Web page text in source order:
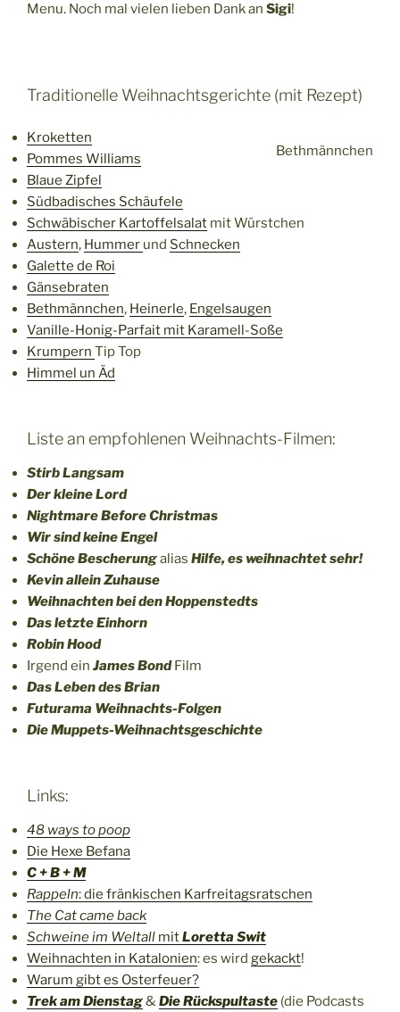
Menu. Noch mal vielen lieben Dank an Sigi!
Traditionelle Weihnachtsgerichte (mit Rezept)
Bethmännchen
Kroketten
Pommes Williams
Blaue Zipfel
Südbadisches Schäufele
Schwäbischer Kartoffelsalat mit Würstchen
Austern, Hummer und Schnecken
Galette de Roi
Gänsebraten
Bethmännchen, Heinerle, Engelsaugen
Vanille-Honig-Parfait mit Karamell-Soße
Krumpern Tip Top
Himmel un Äd
Liste an empfohlenen Weihnachts-Filmen:
Stirb Langsam
Der kleine Lord
Nightmare Before Christmas
Wir sind keine Engel
Schöne Bescherungalias Hilfe, es weihnachtet sehr!
Kevin allein Zuhause
Weihnachten bei den Hoppenstedts
Das letzte Einhorn
Robin Hood
Irgend ein James BondFilm
Das Leben des Brian
Futurama Weihnachts-Folgen
Die Muppets-Weihnachtsgeschichte
Links:
48 ways to poop
Die Hexe Befana
C + B + M
Rappeln: die fränkischen Karfreitagsratschen
The Cat came back
Schweine im Weltall mitLoretta Swit
Weihnachten in Katalonien: es wird gekackt!
Warum gibt es Osterfeuer?
Trek am Dienstag&Die Rückspultaste (die Podcasts